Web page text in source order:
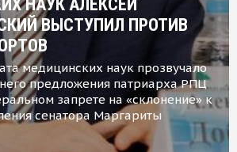
НАУК АЛЕКСЕЙ
ВЫСТУПИЛ ПРОТИВ
медицинских наук прозвучало
предложения патриарха РПЦ
запрете на «склонение» к
сенатора Маргариты